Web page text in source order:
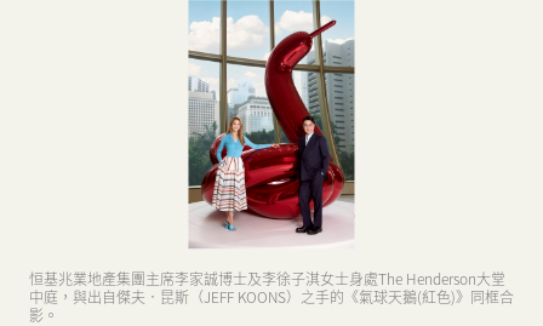
恒基兆業地產集團主席李家誠博士及李徐子淇女士身處The Henderson大堂
中庭，與出自傑夫．昆斯（JEFF KOONS）之手的《氣球天鵝(紅色)》同框合
影。